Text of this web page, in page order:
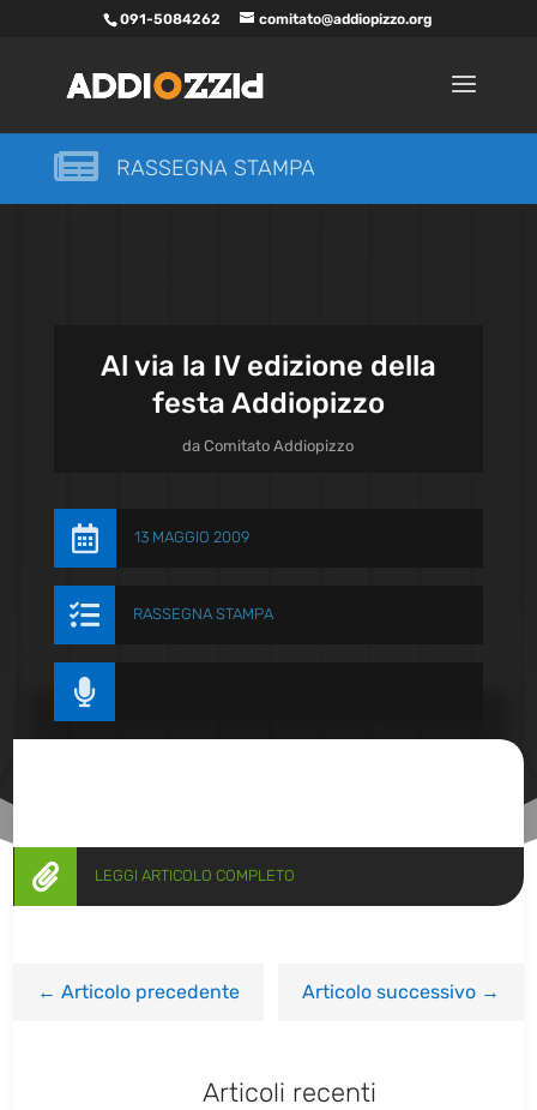
091-5084262 comitato@addiopizzo.org
 RASSEGNA STAMPA
Al via la IV edizione della
festa Addiopizzo
daComitato Addiopizzo
 13 MAGGIO 2009
 RASSEGNA STAMPA

 LEGGI ARTICOLO COMPLETO
←Articolo precedente Articolo successivo→
Articoli recenti